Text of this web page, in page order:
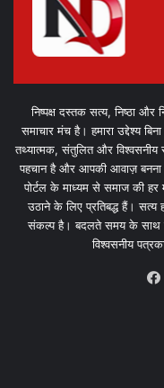
निष्पक्ष दस्तक सत्य, निष्ठा और
समाचार मंच है। हमारा उद्देश्य
तथ्यात्मक, संतुलित और विश्वसनीय
पहचान है और आपकी आवाज़ बनना
पोर्टल के माध्यम से समाज की हर
उठाने के लिए प्रतिबद्ध हैं। सत्य
संकल्प है। बदलते समय के साथ
विश्वसनीय